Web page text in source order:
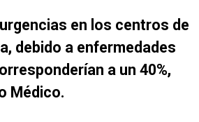
en los centros de
debido a enfermedades
a un 40%,
Médico.